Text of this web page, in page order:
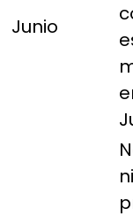
Junio